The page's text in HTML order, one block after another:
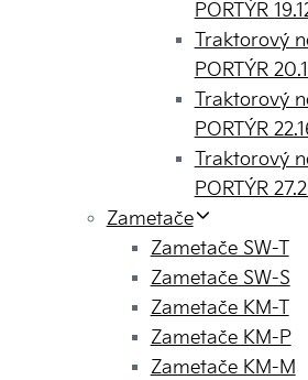
PORTÝR
Traktorový
PORTÝR
Traktorový
PORTÝR
Traktorový
PORTÝR
Zametače
Zametače SW-T
Zametače SW-S
Zametače KM-T
Zametače KM-P
Zametače KM-M